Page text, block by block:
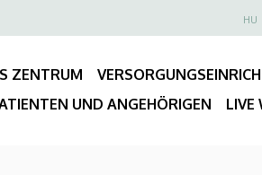
fiók
HU
ZENTRUM
UND ANGEHÖRIGEN
LIVE